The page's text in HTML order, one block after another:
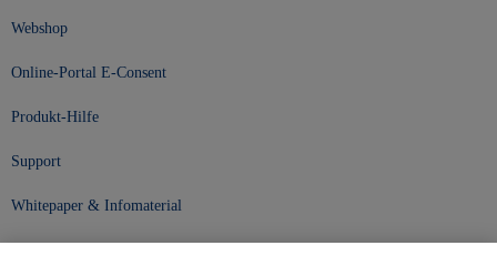
Webshop
Online-Portal E-Consent
Produkt-Hilfe
Support
Whitepaper & Infomaterial